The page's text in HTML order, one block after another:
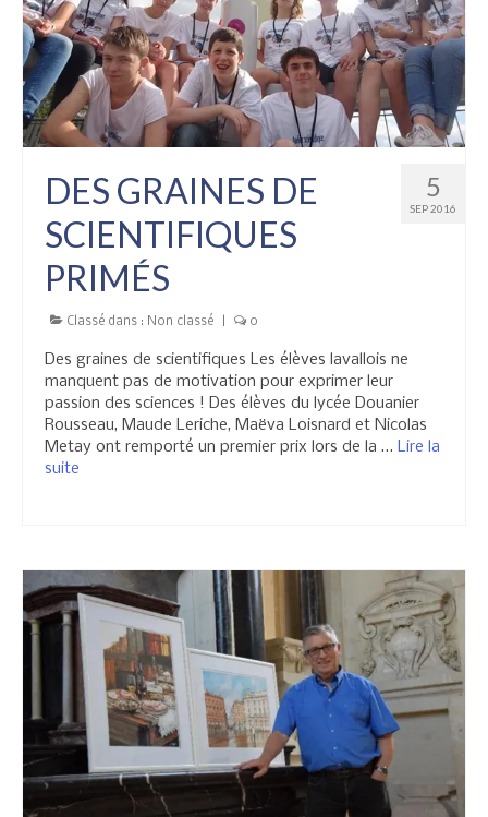
5
SEP 2016
DES GRAINES DE
SCIENTIFIQUES
PRIMÉS
Classé dans : Non classé 0
Des graines de scientifiques Les élèves lavallois ne
manquent pas de motivation pour exprimer leur
passion des sciences ! Des élèves du lycée Douanier
Rousseau, Maude Leriche, Maëva Loisnard et Nicolas
Metay ont remporté un premier prix lors de la … Lire la
suite­­